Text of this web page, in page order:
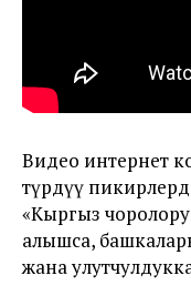
Видео интернет
түрдүү
«Кыргыз
алышса,
жана